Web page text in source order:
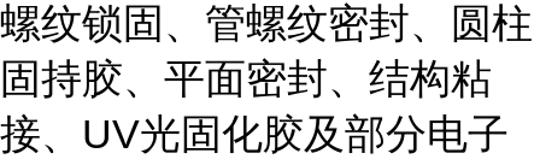
螺纹锁固、管螺纹密封、圆柱
固持胶、平面密封、结构粘
接、UV光固化胶及部分电子